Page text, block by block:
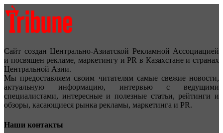
Сайт создан Центрально-Азиатской Рекламной Ассоциацией
и посвящен рекламе, маркетингу и PR в Казахстане и странах
Центральной Азии.
Мы предоставляем своим читателям самые свежие новости,
актуальную информацию, интервью с ведущими
специалистами, интересные и полезные статьи, рейтинги и
обзоры, касающиеся рынка рекламы, маркетинга и PR.
Наши контакты